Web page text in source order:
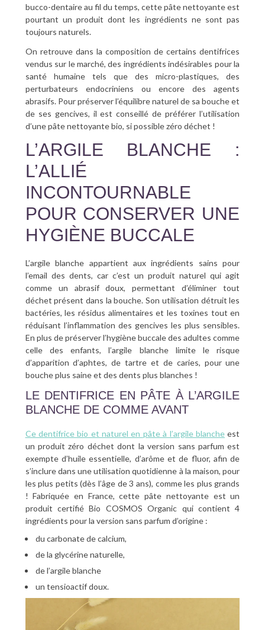
bucco-dentaire au fil du temps, cette pâte nettoyante est
pourtant un produit dont les ingrédients ne sont pas
toujours naturels.
On retrouve dans la composition de certains dentifrices
vendus sur le marché, des ingrédients indésirables pour la
santé humaine tels que des micro-plastiques, des
perturbateurs endocriniens ou encore des agents
abrasifs. Pour préserver l’équilibre naturel de sa bouche et
de ses gencives, il est conseillé de préférer l’utilisation
d’une pâte nettoyante bio, si possible zéro déchet !
L’ARGILE BLANCHE :
L’ALLIÉ
INCONTOURNABLE
POUR CONSERVER UNE
HYGIÈNE BUCCALE
L’argile blanche appartient aux ingrédients sains pour
l’email des dents, car c’est un produit naturel qui agit
comme un abrasif doux, permettant d’éliminer tout
déchet présent dans la bouche. Son utilisation détruit les
bactéries, les résidus alimentaires et les toxines tout en
réduisant l’inflammation des gencives les plus sensibles.
En plus de préserver l’hygiène buccale des adultes comme
celle des enfants, l’argile blanche limite le risque
d’apparition d’aphtes, de tartre et de caries, pour une
bouche plus saine et des dents plus blanches !
LE DENTIFRICE EN PÂTE À L’ARGILE
BLANCHE DE COMME AVANT
Ce dentifrice bio et naturel en pâte à l’argile blanche est
un produit zéro déchet dont la version sans parfum est
exempte d’huile essentielle, d’arôme et de fluor, afin de
s’inclure dans une utilisation quotidienne à la maison, pour
les plus petits (dès l’âge de 3 ans), comme les plus grands
! Fabriquée en France, cette pâte nettoyante est un
produit certifié Bio COSMOS Organic qui contient 4
ingrédients pour la version sans parfum d’origine :
du carbonate de calcium,
de la glycérine naturelle,
de l’argile blanche
un tensioactif doux.